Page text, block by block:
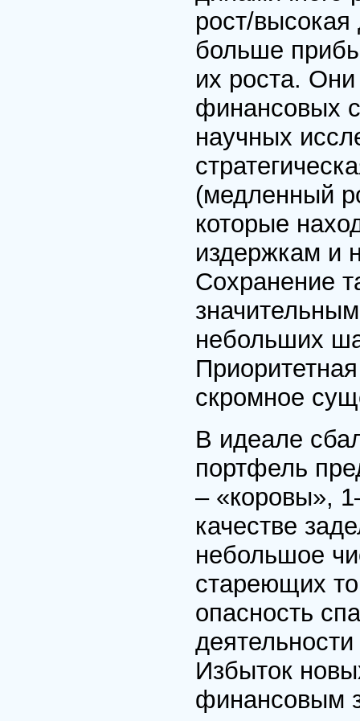
рост/
больше
их роста.
финансовых
научных
(медленный
которые
издержкам и
Сохранение
небольших
скромное
В идеале
портфель
– «коровы»,
качестве
небольшое
стареющих
опасность
Избыток
финансовым